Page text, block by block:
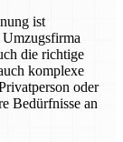
ist
die richtige
komplexe
oder
Bedürfnisse an